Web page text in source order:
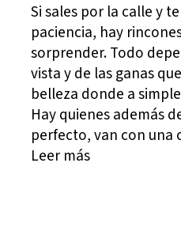
Si sales por la calle y
paciencia, hay
sorprender. Todo
vista y de las ganas
belleza donde a
Hay quienes además
perfecto, van con
Leer más